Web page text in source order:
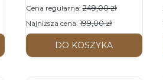
Cena regularna: 249,00 zł
Najniższa cena: 199,00 zł
DO KOSZYKA